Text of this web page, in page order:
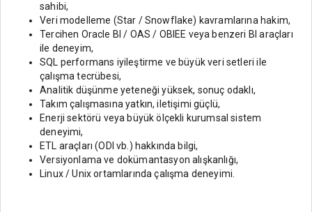
sahibi,
Veri modelleme (Star / Snowflake) kavramlarına hakim,
Tercihen Oracle BI / OAS / OBIEE veya benzeri BI araçları
ile deneyim,
SQL performans iyileştirme ve büyük veri setleri ile
çalışma tecrübesi,
Analitik düşünme yeteneği yüksek, sonuç odaklı,
Takım çalışmasına yatkın, iletişimi güçlü,
Enerji sektörü veya büyük ölçekli kurumsal sistem
deneyimi,
ETL araçları (ODI vb.) hakkında bilgi,
Versiyonlama ve dokümantasyon alışkanlığı,
Linux / Unix ortamlarında çalışma deneyimi.